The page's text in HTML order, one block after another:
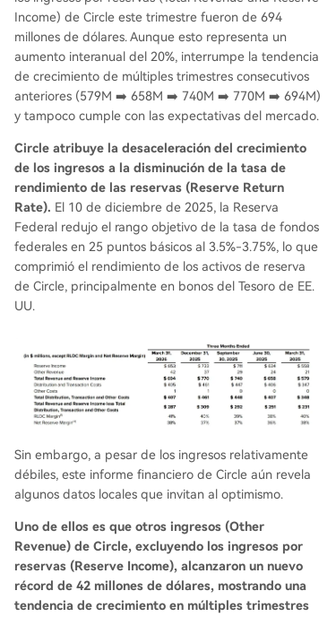
Income) de Circle este trimestre fueron de 694
millones de dólares. Aunque esto representa un
aumento interanual del 20%, interrumpe la tendencia
de crecimiento de múltiples trimestres consecutivos
anteriores (579M ➡️ 658M ➡️ 740M ➡️ 770M ➡️ 694M)
y tampoco cumple con las expectativas del mercado.
Circle atribuye la desaceleración del crecimiento
de los ingresos a la disminución de la tasa de
rendimiento de las reservas (Reserve Return
Rate). El 10 de diciembre de 2025, la Reserva
Federal redujo el rango objetivo de la tasa de fondos
federales en 25 puntos básicos al 3.5%-3.75%, lo que
comprimió el rendimiento de los activos de reserva
de Circle, principalmente en bonos del Tesoro de EE.
UU.
Sin embargo, a pesar de los ingresos relativamente
débiles, este informe financiero de Circle aún revela
algunos datos locales que invitan al optimismo.
Uno de ellos es que otros ingresos (Other
Revenue) de Circle, excluyendo los ingresos por
reservas (Reserve Income), alcanzaron un nuevo
récord de 42 millones de dólares, mostrando una
tendencia de crecimiento en múltiples trimestres